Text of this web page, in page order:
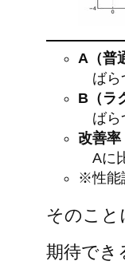
A（普
ばら
B（ラ
ばら
改善率
Aに
※性能
そのこと
期待でき